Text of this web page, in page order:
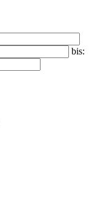
bis: